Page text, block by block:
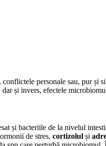
personale sau, pur și
și invers, efectele
și bacteriile de la nivelul
de stres, cortizolul și